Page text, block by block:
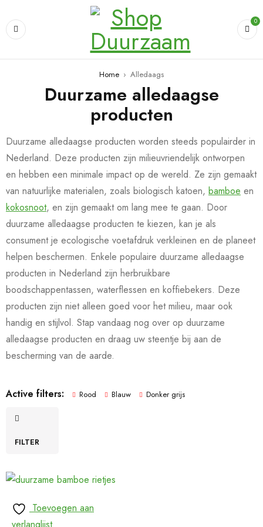
0
Home › Alledaags
Duurzame alledaagse
producten
Duurzame alledaagse producten worden steeds populairder in
Nederland. Deze producten zijn milieuvriendelijk ontworpen
en hebben een minimale impact op de wereld. Ze zijn gemaakt
van natuurlijke materialen, zoals biologisch katoen, bamboe en
kokosnoot, en zijn gemaakt om lang mee te gaan. Door
duurzame alledaagse producten te kiezen, kan je als
consument je ecologische voetafdruk verkleinen en de planeet
helpen beschermen. Enkele populaire duurzame alledaagse
producten in Nederland zijn herbruikbare
boodschappentassen, waterflessen en koffiebekers. Deze
producten zijn niet alleen goed voor het milieu, maar ook
handig en stijlvol. Stap vandaag nog over op duurzame
alledaagse producten en draag uw steentje bij aan de
bescherming van de aarde.
Active filters: Rood Blauw Donker grijs
FILTER
Toevoegen aan